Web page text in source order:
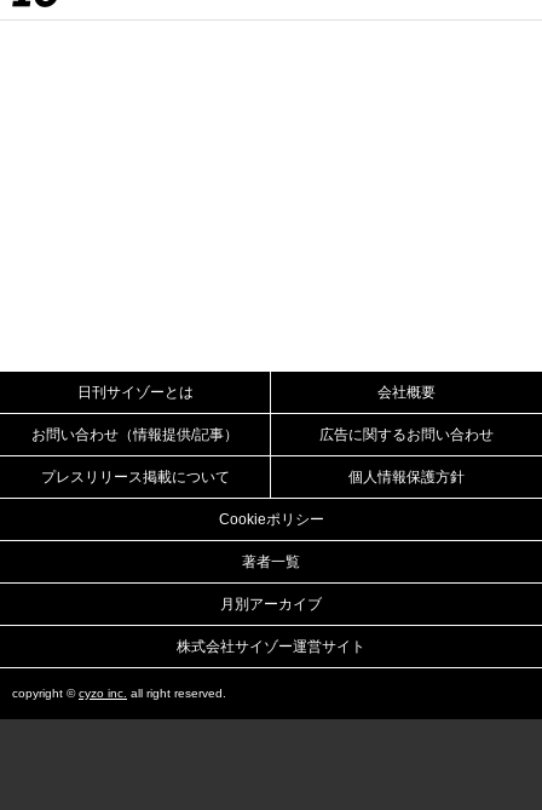
日刊サイゾーとは 会社概要
お問い合わせ（情報提供/記事） 広告に関するお問い合わせ
プレスリリース掲載について 個人情報保護方針
Cookieポリシー
著者一覧
月別アーカイブ
株式会社サイゾー運営サイト
copyright ©cyzo inc. all right reserved.